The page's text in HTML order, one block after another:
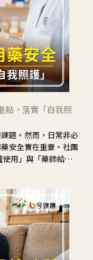
點，落實「自我照
題。然而，日常非必
安全實在重要。社團
使用」與「藥師給